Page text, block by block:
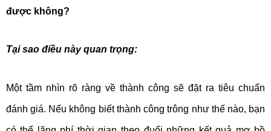
được không?
Tại sao điều này quan trọng:
Một tầm nhìn rõ ràng về thành công sẽ đặt ra tiêu chuẩn
đánh giá. Nếu không biết thành công trông như thế nào, bạn